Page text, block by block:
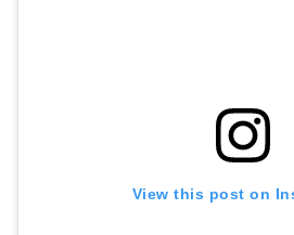
View this post on